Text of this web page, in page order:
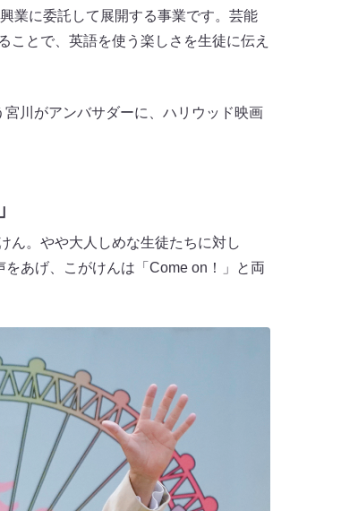
業に委託して展開する事業です。芸能
ことで、英語を使う楽しさを生徒に伝え
川がアンバサダーに、ハリウッド映画
ん。やや大人しめな生徒たちに対し
をあげ、こがけんは「Come on！」と両